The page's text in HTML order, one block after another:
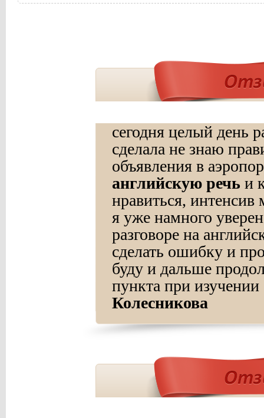
сегодня целый день
сделала не знаю
объявления в
английскую речь и
нравиться, интенсив
я уже намного
разговоре на
сделать ошибку и
буду и дальше
пункта при изучении
Колесникова